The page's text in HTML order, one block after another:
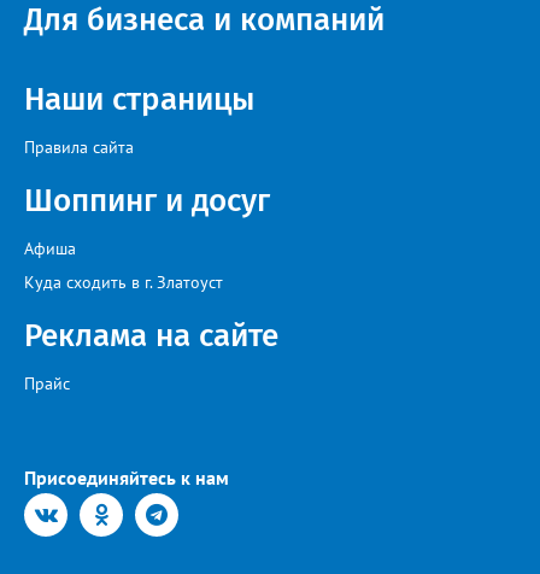
Для бизнеса и компаний
Наши страницы
Правила сайта
Шоппинг и досуг
Афиша
Куда сходить в г. Златоуст
Реклама на сайте
Прайс
Присоединяйтесь к нам